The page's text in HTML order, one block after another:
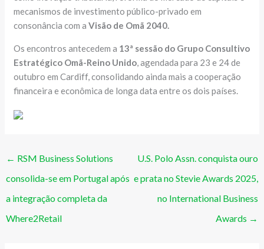
mecanismos de investimento público-privado em
consonância com a Visão de Omã 2040.
Os encontros antecedem a 13ª sessão do Grupo Consultivo
Estratégico Omã-Reino Unido, agendada para 23 e 24 de
outubro em Cardiff, consolidando ainda mais a cooperação
financeira e econômica de longa data entre os dois países.
← RSM Business Solutions
consolida-se em Portugal após
a integração completa da
Where2Retail
U.S. Polo Assn. conquista ouro
e prata no Stevie Awards 2025,
no International Business
Awards →